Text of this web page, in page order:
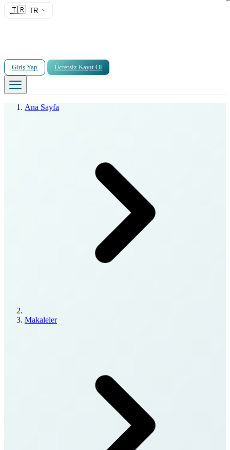
🇹🇷 TR
Giriş Yap Ücretsiz Kayıt Ol
Ana Sayfa
Makaleler